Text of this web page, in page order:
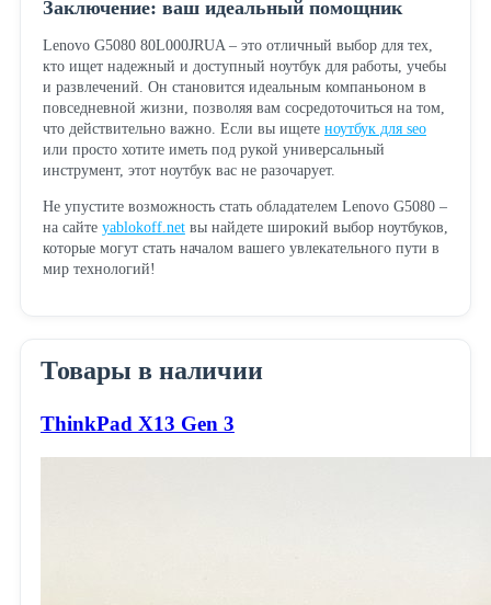
Заключение: ваш идеальный помощник
Lenovo G5080 80L000JRUA – это отличный выбор для тех,
кто ищет надежный и доступный ноутбук для работы, учебы
и развлечений. Он становится идеальным компаньоном в
повседневной жизни, позволяя вам сосредоточиться на том,
что действительно важно. Если вы ищете ноутбук для seo
или просто хотите иметь под рукой универсальный
инструмент, этот ноутбук вас не разочарует.
Не упустите возможность стать обладателем Lenovo G5080 –
на сайте yablokoff.netвы найдете широкий выбор ноутбуков,
которые могут стать началом вашего увлекательного пути в
мир технологий!
Товары в наличии
ThinkPad X13 Gen 3